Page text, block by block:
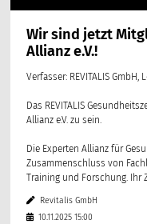
Wir sind jetzt
Allianz e.V.!
Verfasser: REVITALIS GmbH,
Das REVITALIS
Allianz e.V. zu sein.
Die Experten Allianz für
Zusammenschluss von
Training und Forschung. Ihr
Revitalis GmbH
10.11.2025 15:00